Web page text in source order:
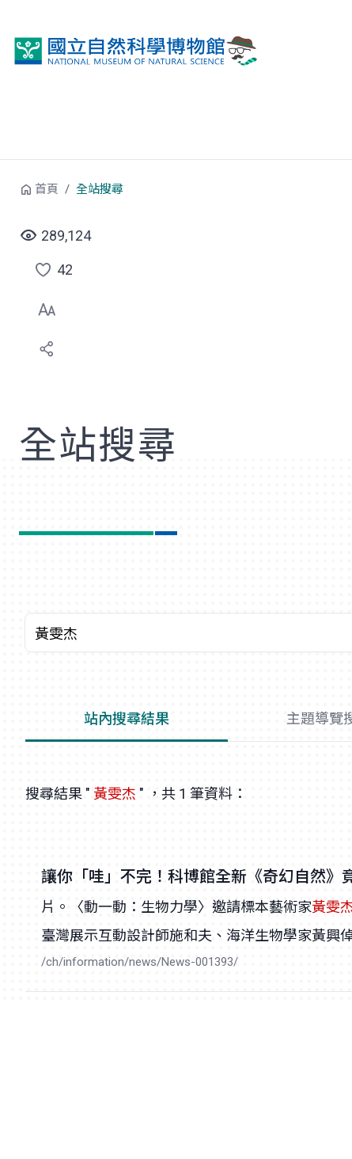
首頁 全站搜尋
289,124
點
選
喜
42
全站搜尋
關鍵字
站內搜尋結果 主題導覽
搜尋結果 " 黃雯杰 " ，共 1 筆資料：
讓你「哇」不完！科博館全新《奇幻自然》
片。〈動一動：生物力學〉邀請標本藝術家黃雯
臺灣展示互動設計師施和夫、海洋生物學家黃興
/ch/information/news/News-001393/